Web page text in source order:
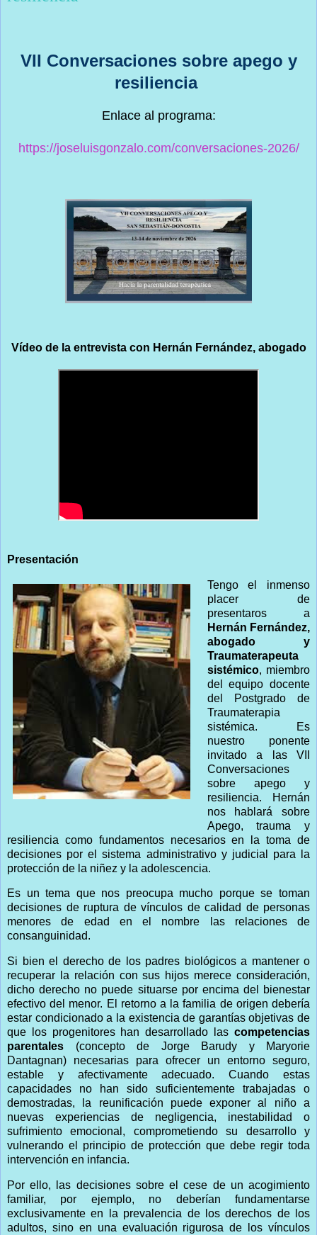
VII Conversaciones sobre apego y
resiliencia
Enlace al programa:
https://joseluisgonzalo.com/conversaciones-2026/
Vídeo de la entrevista con Hernán Fernández, abogado
Presentación
Tengo el inmenso
placer de
presentaros a
Hernán Fernández,
abogado y
Traumaterapeuta
sistémico, miembro
del equipo docente
del Postgrado de
Traumaterapia
sistémica. Es
nuestro ponente
invitado a las VII
Conversaciones
sobre apego y
resiliencia. Hernán
nos hablará sobre
Apego, trauma y
resiliencia como fundamentos necesarios en la toma de
decisiones por el sistema administrativo y judicial para la
protección de la niñez y la adolescencia.
Es un tema que nos preocupa mucho porque se toman
decisiones de ruptura de vínculos de calidad de personas
menores de edad en el nombre las relaciones de
consanguinidad.
Si bien el derecho de los padres biológicos a mantener o
recuperar la relación con sus hijos merece consideración,
dicho derecho no puede situarse por encima del bienestar
efectivo del menor. El retorno a la familia de origen debería
estar condicionado a la existencia de garantías objetivas de
que los progenitores han desarrollado las competencias
parentales (concepto de Jorge Barudy y Maryorie
Dantagnan) necesarias para ofrecer un entorno seguro,
estable y afectivamente adecuado. Cuando estas
capacidades no han sido suficientemente trabajadas o
demostradas, la reunificación puede exponer al niño a
nuevas experiencias de negligencia, inestabilidad o
sufrimiento emocional, comprometiendo su desarrollo y
vulnerando el principio de protección que debe regir toda
intervención en infancia.
Por ello, las decisiones sobre el cese de un acogimiento
familiar, por ejemplo, no deberían fundamentarse
exclusivamente en la prevalencia de los derechos de los
adultos, sino en una evaluación rigurosa de los vínculos